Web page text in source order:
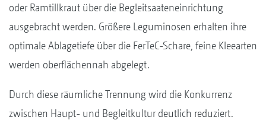
oder Ramtillkraut über die Begleitsaateneinrichtung
ausgebracht werden. Größere Leguminosen erhalten ihre
optimale Ablagetiefe über die FerTeC-Schare, feine Kleearten
werden oberflächennah abgelegt.
Durch diese räumliche Trennung wird die Konkurrenz
zwischen Haupt- und Begleitkultur deutlich reduziert.